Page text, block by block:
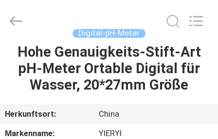
STARTSEITE
PRODUKTE
ÜBER
UNS
Technology
Digital-pH-Meter
Hohe Genauigkeits-Stift-Art
pH-Meter Ortable Digital für
Wasser, 20*27mm Größe
Herkunftsort:
China
Markenname:
YIERYI